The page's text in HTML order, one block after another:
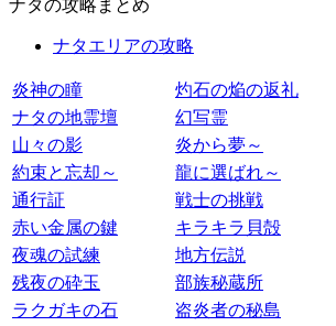
ナタの攻略まとめ
ナタエリアの攻略
炎神の瞳
灼石の焔の返礼
ナタの地霊壇
幻写霊
山々の影
炎から夢～
約束と忘却～
龍に選ばれ～
通行証
戦士の挑戦
赤い金属の鍵
キラキラ貝殻
夜魂の試練
地方伝説
残夜の砕玉
部族秘蔵所
ラクガキの石
盗炎者の秘島